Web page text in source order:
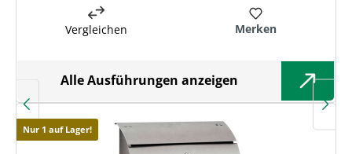
Vergleichen Merken
Alle Ausführungen anzeigen
Nur 1 auf Lager!